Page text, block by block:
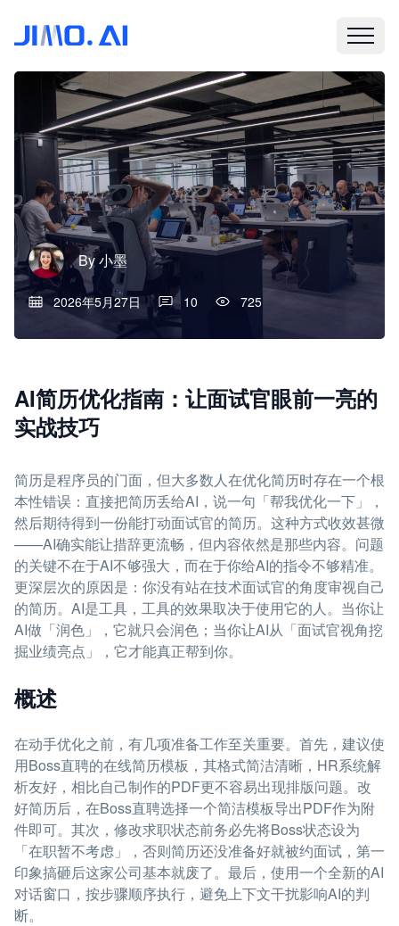
By小墨
2026年5月27日 10 725
AI简历优化指南：让面试官眼前一亮的
实战技巧
简历是程序员的门面，但大多数人在优化简历时存在一个根
本性错误：直接把简历丢给AI，说一句「帮我优化一下」，
然后期待得到一份能打动面试官的简历。这种方式收效甚微
——AI确实能让措辞更流畅，但内容依然是那些内容。问题
的关键不在于AI不够强大，而在于你给AI的指令不够精准。
更深层次的原因是：你没有站在技术面试官的角度审视自己
的简历。AI是工具，工具的效果取决于使用它的人。当你让
AI做「润色」，它就只会润色；当你让AI从「面试官视角挖
掘业绩亮点」，它才能真正帮到你。
概述
在动手优化之前，有几项准备工作至关重要。首先，建议使
用Boss直聘的在线简历模板，其格式简洁清晰，HR系统解
析友好，相比自己制作的PDF更不容易出现排版问题。改
好简历后，在Boss直聘选择一个简洁模板导出PDF作为附
件即可。其次，修改求职状态前务必先将Boss状态设为
「在职暂不考虑」，否则简历还没准备好就被约面试，第一
印象搞砸后这家公司基本就废了。最后，使用一个全新的AI
对话窗口，按步骤顺序执行，避免上下文干扰影响AI的判
断。